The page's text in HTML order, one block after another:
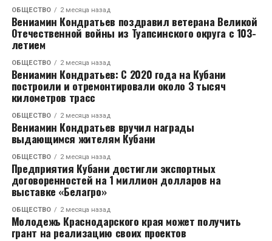
ОБЩЕСТВО 2 месяца назад
Вениамин Кондратьев поздравил ветерана Великой
Отечественной войны из Туапсинского округа с 103-
летием
ОБЩЕСТВО 2 месяца назад
Вениамин Кондратьев: С 2020 года на Кубани
построили и отремонтировали около 3 тысяч
километров трасс
ОБЩЕСТВО 2 месяца назад
Вениамин Кондратьев вручил награды
выдающимся жителям Кубани
ОБЩЕСТВО 2 месяца назад
Предприятия Кубани достигли экспортных
договоренностей на 1 миллион долларов на
выставке «Белагро»
ОБЩЕСТВО 2 месяца назад
Молодежь Краснодарского края может получить
грант на реализацию своих проектов